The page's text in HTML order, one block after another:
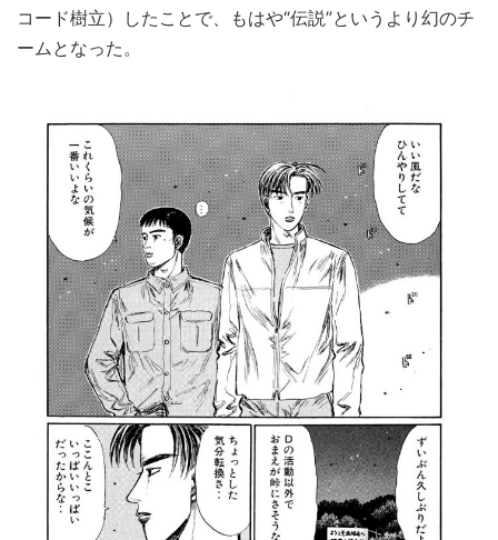
コード樹立）したことで、もはや“伝説”というより幻のチ
ームとなった。